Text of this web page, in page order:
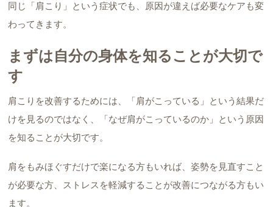
同じ「肩こり」という症状でも、原因が違えば必要なケアも変
わってきます。
まずは自分の身体を知ることが大切で
す
肩こりを改善するためには、「肩がこっている」という結果だ
けを見るのではなく、「なぜ肩がこっているのか」という原因
を知ることが大切です。
肩をもみほぐすだけで楽になる方もいれば、姿勢を見直すこと
が必要な方、ストレスを軽減することが改善につながる方もい
ます。